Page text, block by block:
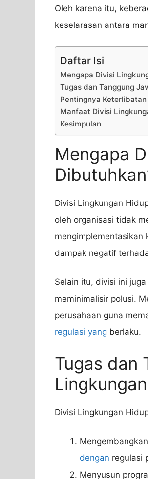
Oleh karena itu,
keselarasan antara
Daftar Isi
Mengapa Divisi
Tugas dan Tanggung
Pentingnya
Manfaat Divisi
Kesimpulan
Mengapa
Divisi Lingkungan
oleh organisasi tidak
mengimplementasikan
dampak negatif
Selain itu, divisi ini
meminimalisir polusi.
perusahaan guna
regulasi yang berlaku.
Tugas dan
Divisi Lingkungan
dengan regulasi
Menyusun